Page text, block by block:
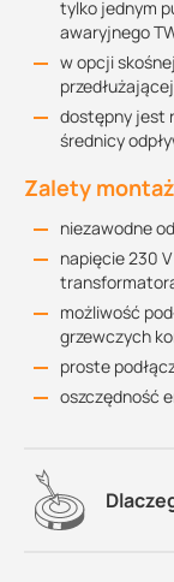
tylko jednym
awaryjnego
w opcji
dostępny jest
średnicy
Zalety
niezawodne
napięcie 230
możliwość
grzewczych
proste
oszczędność